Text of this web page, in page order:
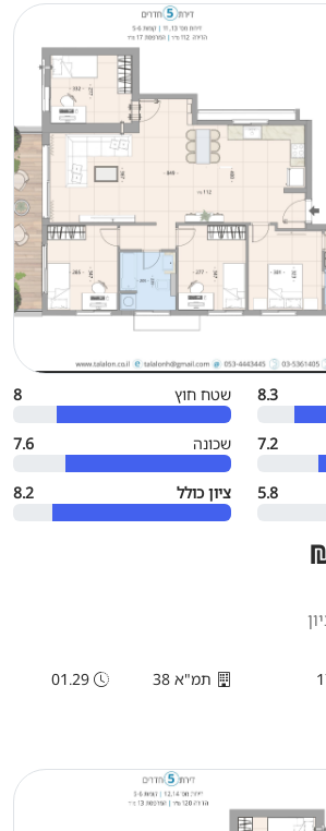
8.3 שטח חוץ 8
7.2 שכונה 7.6
5.8 ציון כולל 8.2
תמ"א 38